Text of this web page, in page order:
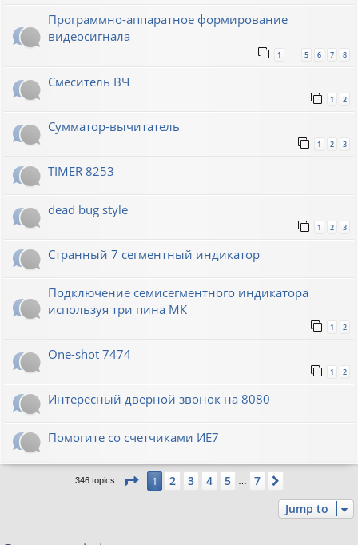
Программно-аппаратное формирование
видеосигнала
1 5 6 7 8
Смеситель ВЧ
1 2
Сумматор-вычитатель
1 2 3
TIMER 8253
dead bug style
1 2 3
Странный 7 сегментный индикатор
Подключение семисегментного индикатора
используя три пина МК
1 2
One-shot 7474
1 2
Интересный дверной звонок на 8080
Помогите со счетчиками ИЕ7
346 topics Page 1of7
1 2 3 4 5 7
Jump to